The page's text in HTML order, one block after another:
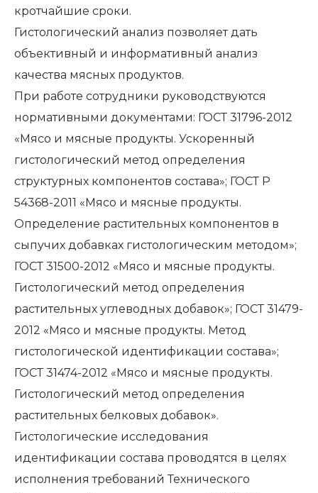
кротчайшие сроки.
Гистологический анализ позволяет дать
объективный и информативный анализ
качества мясных продуктов.
При работе сотрудники руководствуются
нормативными документами: ГОСТ 31796-2012
«Мясо и мясные продукты. Ускоренный
гистологический метод определения
структурных компонентов состава»; ГОСТ Р
54368-2011 «Мясо и мясные продукты.
Определение растительных компонентов в
сыпучих добавках гистологическим методом»;
ГОСТ 31500-2012 «Мясо и мясные продукты.
Гистологический метод определения
растительных углеводных добавок»; ГОСТ 31479-
2012 «Мясо и мясные продукты. Метод
гистологической идентификации состава»;
ГОСТ 31474-2012 «Мясо и мясные продукты.
Гистологический метод определения
растительных белковых добавок».
Гистологические исследования
идентификации состава проводятся в целях
исполнения требований Технического